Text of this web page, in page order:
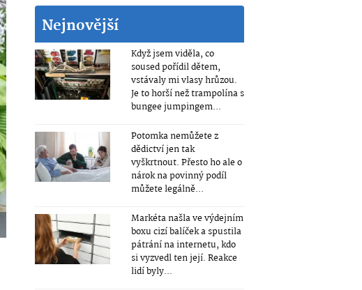
Nejnovější
Když jsem viděla, co
soused pořídil dětem,
vstávaly mi vlasy hrůzou.
Je to horší než trampolína s
bungee jumpingem...
Potomka nemůžete z
dědictví jen tak
vyškrtnout. Přesto ho ale o
nárok na povinný podíl
můžete legálně...
Markéta našla ve výdejním
boxu cizí balíček a spustila
pátrání na internetu, kdo
si vyzvedl ten její. Reakce
lidí byly...